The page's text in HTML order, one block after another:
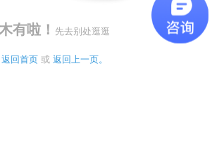
有啦！ 先去别处逛逛
返回首页 或 返回上一页。